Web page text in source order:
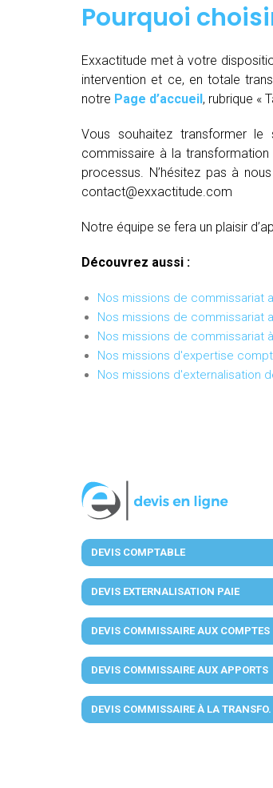
Pourquoi
Exxactitude met à votre
intervention et ce, en totale
notre Page d’accueil, rubrique «
Vous souhaitez transformer
commissaire à la
processus. N’hésitez pas à
contact@exxactitude.com
Notre équipe se fera un plaisir
Découvrez aussi :
Nos missions de commissariat
Nos missions de commissariat
Nos missions de commissariat
Nos missions d'expertise
Nos missions d'externalisation
DEVIS COMPTABLE
DEVIS EXTERNALISATION PAIE
DEVIS COMMISSAIRE AUX COMPTES
DEVIS COMMISSAIRE AUX APPORTS
DEVIS COMMISSAIRE À LA TRANSFO.